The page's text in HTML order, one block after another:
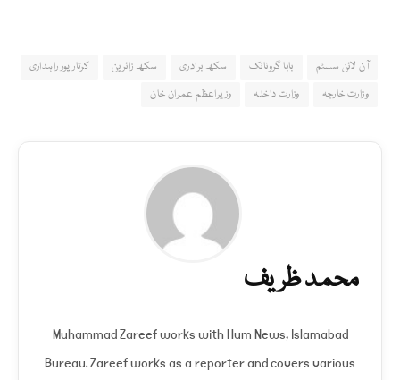
آن لائن سسٹم بابا گرونانک سکھ برادری سکھ زائرین
کرتار پور راہداری
وزارت خارجہ
وزارت داخلہ وزیراعظم عمران خان
محمد ظریف
Muhammad Zareef works with Hum News, Islamabad
Bureau. Zareef works as a reporter and covers various